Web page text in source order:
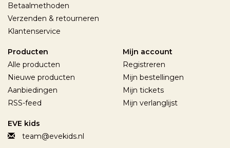
Betaalmethoden
Verzenden & retourneren
Klantenservice
Producten
Alle producten
Nieuwe producten
Aanbiedingen
RSS-feed
Mijn account
Registreren
Mijn bestellingen
Mijn tickets
Mijn verlanglijst
EVE kids
team@evekids.nl